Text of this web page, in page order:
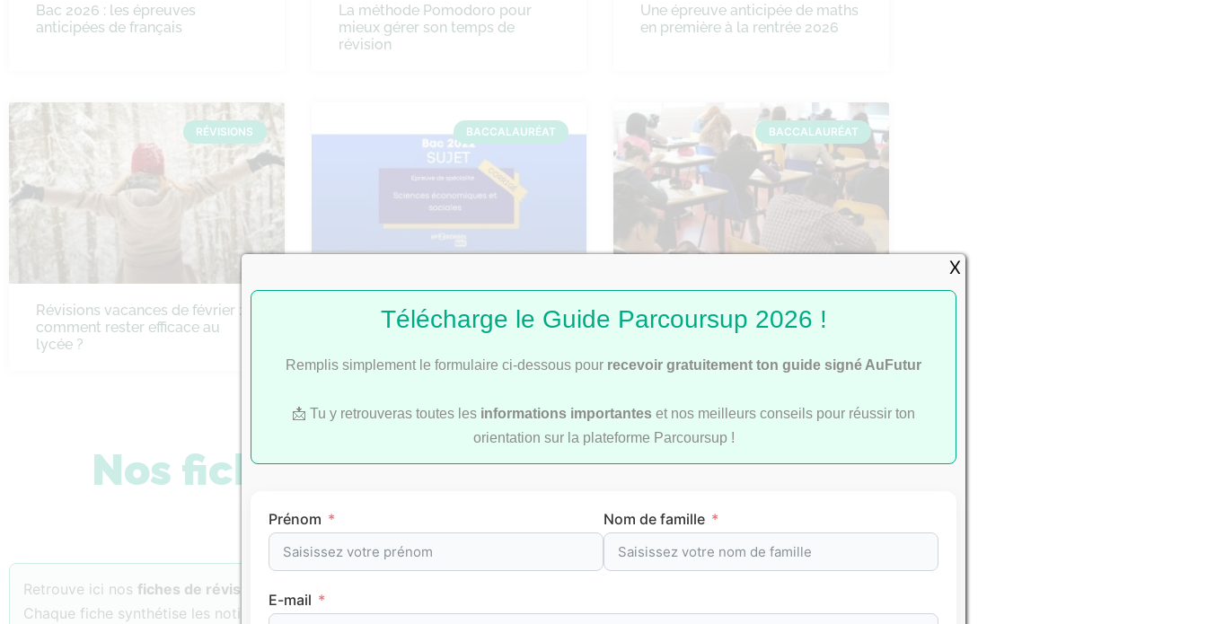
Bac 2026 : les épreuves
anticipées de français
La méthode Pomodoro pour
mieux gérer son temps de
révision
Une épreuve anticipée de maths
en première à la rentrée 2026
RÉVISIONS
Révisions vacances de février :
comment rester efficace au
lycée ?
BACCALAURÉAT
Bac 2022 : Corrigé du sujet de
BACCALAURÉAT
Bac 2026 : comment se passent
les rattrapages ?
Nos fiches de révision par matière
Retrouve ici nos fiches de révision
Chaque fiche synthétise les notions essentielles, les points de méthode et les repères clés à maîtriser pour progresser avec
Télécharge le Guide Parcoursup 2026 !
Remplis simplement le formulaire ci-dessous pour recevoir gratuitement ton guide signé AuFutur
📩 Tu y retrouveras toutes les informations importantes et nos meilleurs conseils pour réussir ton
orientation sur la plateforme Parcoursup !
Prénom Nom de famille
E-mail
X